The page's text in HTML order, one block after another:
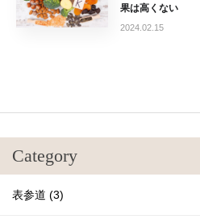
果は高くない
2024.02.15
Category
表参道 (3)